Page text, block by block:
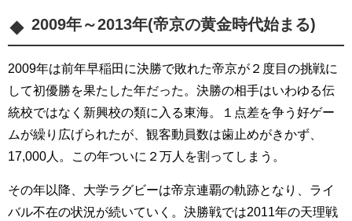
2009年～2013年(帝京の黄金時代始まる)
2009年は前年早稲田に決勝で敗れた帝京が２度目の挑戦に
して初優勝を果たした年だった。決勝の相手はいわゆる伝
統校ではなく新興校の類に入る東海。１点差を争う好ゲー
ムが繰り広げられたが、観客動員数は歯止めがきかず、
17,000人。この年ついに２万人を割ってしまう。
その年以降、大学ラグビーは帝京連覇の軌跡となり、ライ
バル不在の状況が続いていく。決勝戦では2011年の天理戦